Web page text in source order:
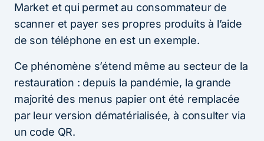
Market et qui permet au consommateur de
scanner et payer ses propres produits à l’aide
de son téléphone en est un exemple.
Ce phénomène s’étend même au secteur de la
restauration : depuis la pandémie, la grande
majorité des menus papier ont été remplacée
par leur version dématérialisée, à consulter via
un code QR.